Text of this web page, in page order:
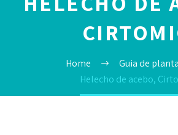
Home
Guia de
Helecho de acebo,